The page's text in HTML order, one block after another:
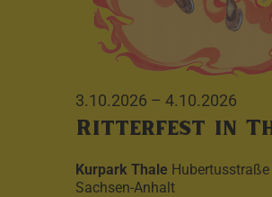
3.10.2026 – 4.10.2026
Ritterfest in
Kurpark Thale
Sachsen-Anhalt